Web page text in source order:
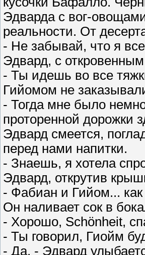
Эдварда с вог-
реальности. От
- Не забывай, что я
Эдвард, с
- Ты идешь во все
Гийомом не
- Тогда мне было
проторенной дорожки
Эдвард смеется,
перед нами напитки.
- Знаешь, я хотела
Эдвард, открутив
- Фабиан и Гийом...
Он наливает сок в
- Хорошо, Schönheit,
- Ты говорил, Гиойм
- Да, - Эдвард